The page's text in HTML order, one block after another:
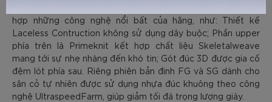
hợp những công nghệ nổi bất của hãng, như: Thiết kế
Laceless Contruction không sử dụng dây buộc; Phần upper
phía trên là Primeknit kết hợp chất liệu Skeletalweave
mang tới sự nhẹ nhàng đến khó tin; Gót đúc 3D được gia cố
đệm lót phía sau. Riêng phiên bản đinh FG và SG dành cho
sân cỏ tự nhiên được sử dụng nhựa đúc khuông theo công
nghệ UltraspeedFarm, giúp giảm tối đá trọng lượng giày.